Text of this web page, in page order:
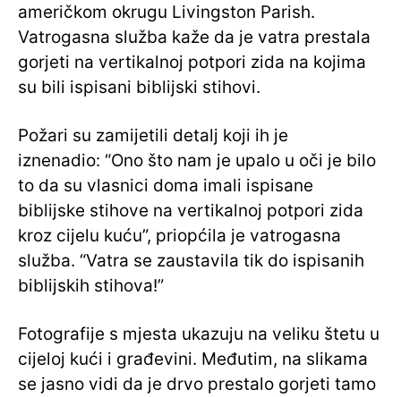
američkom okrugu Livingston Parish.
Vatrogasna služba kaže da je vatra prestala
gorjeti na vertikalnoj potpori zida na kojima
su bili ispisani biblijski stihovi.
Požari su zamijetili detalj koji ih je
iznenadio: “Ono što nam je upalo u oči je bilo
to da su vlasnici doma imali ispisane
biblijske stihove na vertikalnoj potpori zida
kroz cijelu kuću”, priopćila je vatrogasna
služba. “Vatra se zaustavila tik do ispisanih
biblijskih stihova!”
Fotografije s mjesta ukazuju na veliku štetu u
cijeloj kući i građevini. Međutim, na slikama
se jasno vidi da je drvo prestalo gorjeti tamo